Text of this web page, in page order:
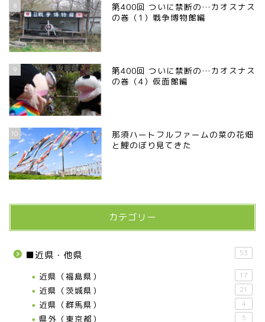
8
第400回 ついに禁断の…カオスナス
の巻（1）戦争博物館編
9
第400回 ついに禁断の…カオスナス
の巻（4）仮面館編
10
那須ハートフルファームの菜の花畑
と鯉のぼり見てきた
カテゴリー
■近県・他県 53
近県（福島県） 17
近県（茨城県） 21
近県（群馬県） 4
県外（東京都） 5